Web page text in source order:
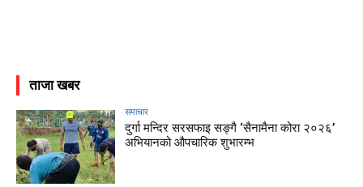
ताजा खबर
समाचार
दुर्गा मन्दिर सरसफाइ सङ्गै ‘सैनामैना कोरा २०२६’
अभियानको औपचारिक शुभारम्भ